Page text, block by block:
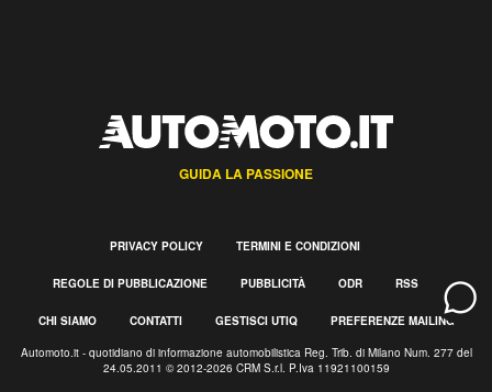
GUIDA LA PASSIONE
PRIVACY POLICY TERMINI E CONDIZIONI
REGOLE DI PUBBLICAZIONE PUBBLICITÀ ODR RSS
CHI SIAMO CONTATTI GESTISCI UTIQ PREFERENZE MAILING
Automoto.it - quotidiano di informazione automobilistica Reg. Trib. di Milano Num. 277 del
24.05.2011 © 2012-2026 CRM S.r.l. P.Iva 11921100159